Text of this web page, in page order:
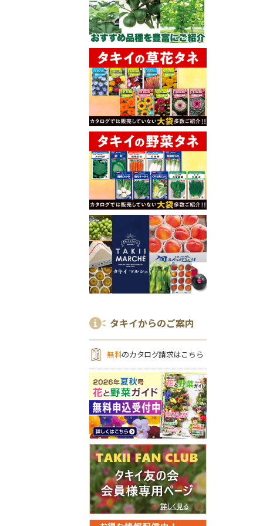
タキイからのご案内
無料のカタログ請求はこちら